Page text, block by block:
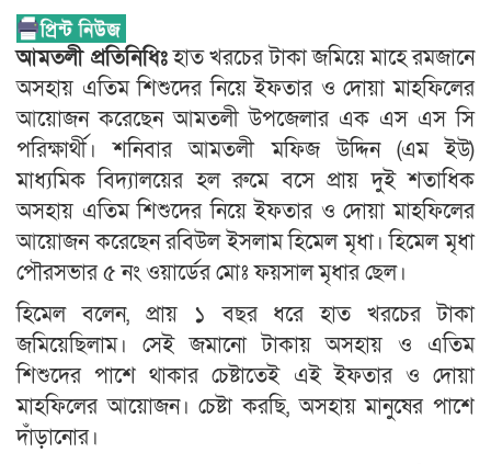
আমতলী প্রতিনিধিঃহাত খরচের টাকা জমিয়ে মাহে রমজানে
অসহায় এতিম শিশুদের নিয়ে ইফতার ও দোয়া মাহফিলের
আয়োজন করেছেন আমতলী উপজেলার এক এস এস সি
পরিক্ষার্থী। শনিবার আমতলী মফিজ উদ্দিন (এম ইউ)
মাধ্যমিক বিদ্যালয়ের হল রুমে বসে প্রায় দুই শতাধিক
অসহায় এতিম শিশুদের নিয়ে ইফতার ও দোয়া মাহফিলের
আয়োজন করেছেন রবিউল ইসলাম হিমেল মৃধা। হিমেল মৃধা
পৌরসভার ৫ নং ওয়ার্ডের মোঃ ফয়সাল মৃধার ছেল।
হিমেল বলেন, প্রায় ১ বছর ধরে হাত খরচের টাকা
জমিয়েছিলাম। সেই জমানো টাকায় অসহায় ও এতিম
শিশুদের পাশে থাকার চেষ্টাতেই এই ইফতার ও দোয়া
মাহফিলের আয়োজন। চেষ্টা করছি, অসহায় মানুষের পাশে
দাঁড়ানোর।